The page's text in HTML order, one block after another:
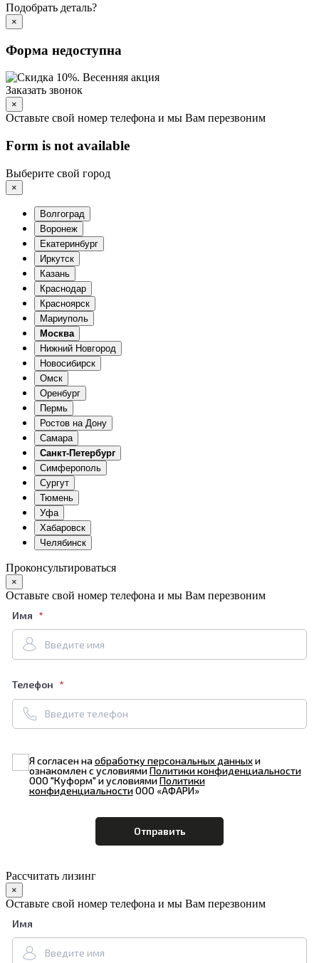
Подобрать деталь?
×
Форма недоступна
Заказать звонок
×
Оставьте свой номер телефона и мы Вам перезвоним
Form is not available
Выберите свой город
×
Волгоград
Воронеж
Екатеринбург
Иркутск
Казань
Краснодар
Красноярск
Мариуполь
Москва
Нижний Новгород
Новосибирск
Омск
Оренбург
Пермь
Ростов на Дону
Самара
Санкт-Петербург
Симферополь
Сургут
Тюмень
Уфа
Хабаровск
Челябинск
Проконсультироваться
×
Оставьте свой номер телефона и мы Вам перезвоним
Имя
Телефон
Я согласен наобработку персональных данныхи
ознакомлен с условиямиПолитики конфиденциальности
ООО "Куформ" и условиямиПолитики
конфиденциальностиООО «АФАРИ»
Рассчитать лизинг
×
Оставьте свой номер телефона и мы Вам перезвоним
Имя